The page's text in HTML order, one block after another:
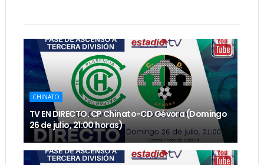
CHINATO
TV EN DIRECTO. CP Chinato-CD Gévora (Domingo
26 de julio, 21:00 horas)